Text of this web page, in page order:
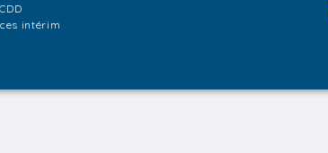
intérim